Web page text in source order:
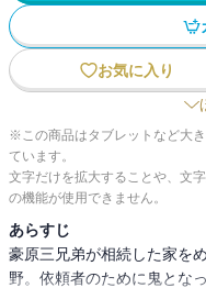
お気に入り
※この商品はタブレットなど大
ています。
文字だけを拡大することや、文
の機能が使用できません。
あらすじ
豪原三兄弟が相続した家を
野。依頼者のために鬼とな